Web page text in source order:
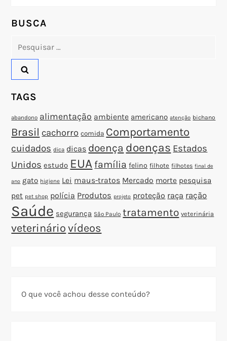
t
BUSCA
Pesquisar
TAGS
abandono alimentação ambiente americano atenção bichano
Brasil cachorro comida Comportamento
cuidados dica dicas doença doenças Estados
Unidos estudo EUA família felino filhote filhotes final de
ano gato higiene Lei maus-tratos Mercado morte pesquisa
pet pet shop polícia Produtos projeto proteção raça ração
Saúde segurança São Paulo tratamento veterinária
veterinário vídeos
O que você achou desse conteúdo?